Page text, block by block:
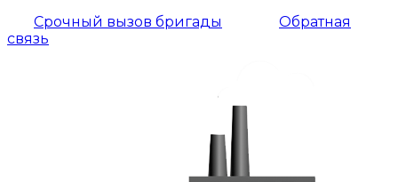
Срочный вызов бригады
Обратная
связь